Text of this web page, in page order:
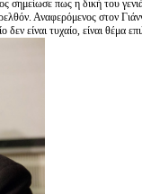
σημείωσε πως η δική του
Αναφερόμενος στον
δεν είναι τυχαίο, είναι θέμα